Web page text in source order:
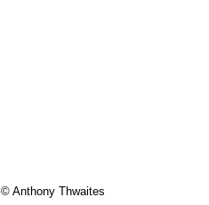
© Anthony Thwaites